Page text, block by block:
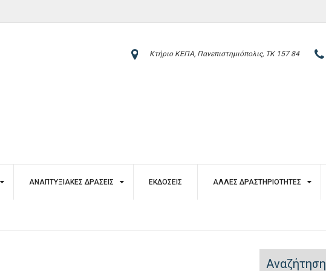
Κτήριο ΚΕΠΑ, Πανεπιστημιόπολις, ΤΚ 157 84
ΑΝΑΠΤΥΞΙΑΚΈΣ ΔΡΆΣΕΙΣ ΕΚΔΌΣΕΙΣ ΆΛΛΕΣ ΔΡΑΣΤΗΡΙΌΤΗΤΕΣ
Αναζήτηση